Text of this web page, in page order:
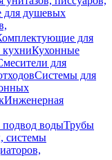
душевых
для
кухниКухонные
для
Системы для
Инженерная
водыТрубы
системы